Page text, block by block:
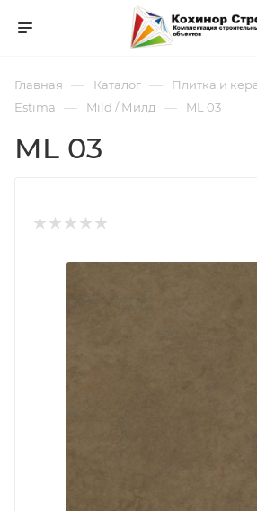
Главная — Каталог — Плитка и
Estima — Mild / Милд — ML 03
ML 03